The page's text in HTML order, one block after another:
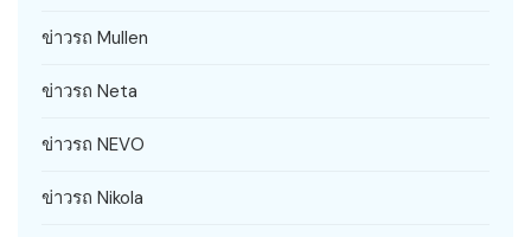
ข่าวรถ Mullen
ข่าวรถ Neta
ข่าวรถ NEVO
ข่าวรถ Nikola